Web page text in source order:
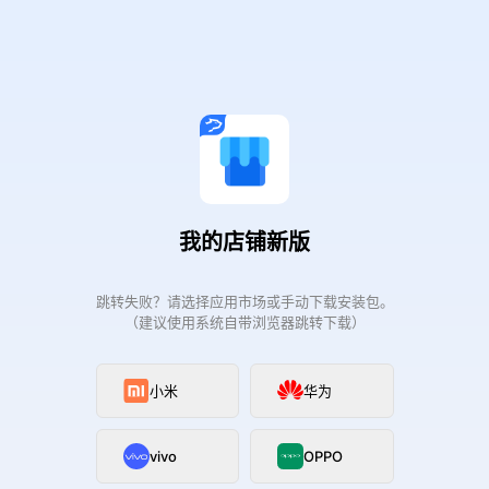
我的店铺新版
跳转失败？请选择应用市场或手动下载安装包。
（建议使用系统自带浏览器跳转下载）
小米 华为
vivo OPPO